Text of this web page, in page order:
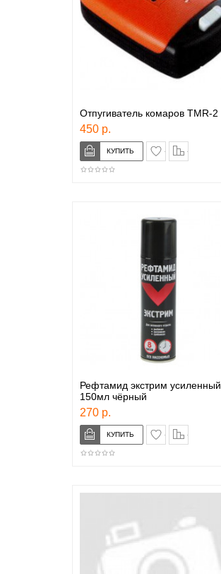
Отпугиватель комаров TMR-2
450 р.
в закладки
Рефтамид экстрим усиленный
150мл чёрный
270 р.
в закладки